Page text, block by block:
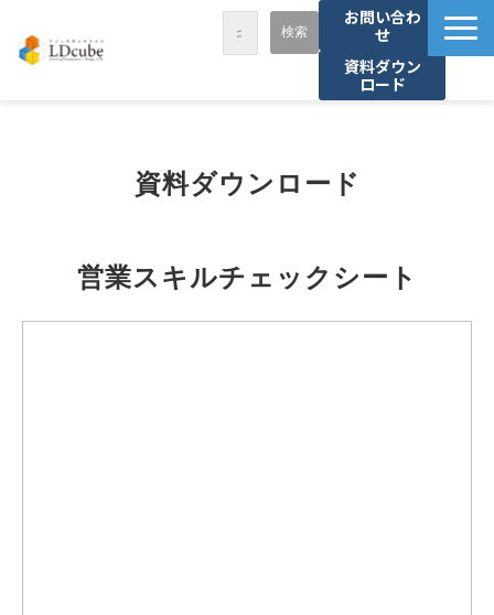
お問い合わ
せ
資料ダウン
ロード
課題から探す
セミナー・講座
お役立ち情報
資料ダウンロード
営業スキルチェックシート